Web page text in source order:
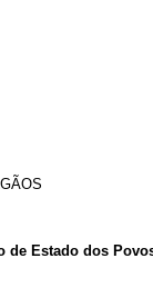
de Estado dos